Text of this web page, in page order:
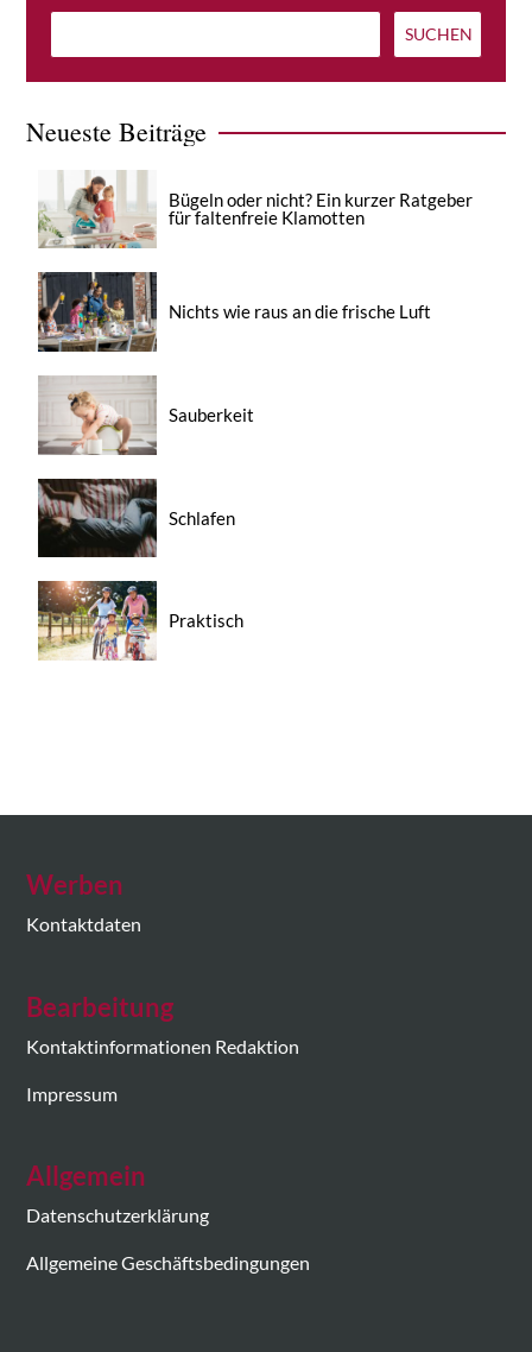
Neueste Beiträge
Bügeln oder nicht? Ein kurzer Ratgeber
für faltenfreie Klamotten
Nichts wie raus an die frische Luft
Sauberkeit
Schlafen
Praktisch
Werben
Kontaktdaten
Bearbeitung
Kontaktinformationen Redaktion
Impressum
Allgemein
Datenschutzerklärung
Allgemeine Geschäftsbedingungen